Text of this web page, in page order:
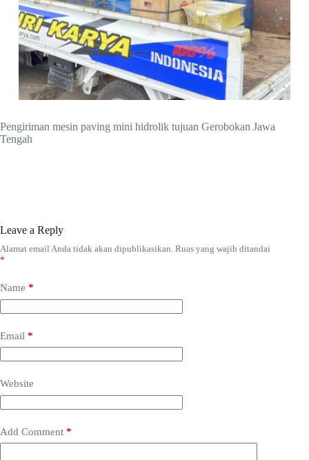
Pengiriman mesin paving mini hidrolik tujuan Gerobokan Jawa
Tengah
Leave a Reply
Alamat email Anda tidak akan dipublikasikan. Ruas yang wajib ditandai
*
Name *
Email *
Website
Add Comment *